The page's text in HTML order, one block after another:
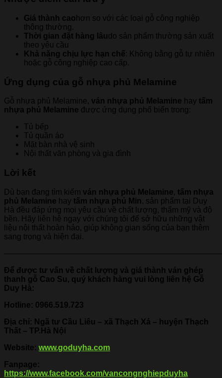
Giá thành cao hơn so với các loại gỗ công nghiệp
thông thường.
Thời gian đặt hàng lâudo sản phẩm thường sản xuất
theo yêu cầu
Khả năng chịu lực hạn chế: Không bằng gỗ tự nhiên
hoặc gỗ công nghiệp cao cấp.
Ứng dụng của gỗ nhựa phủ Melamine
Gỗ nhựa phủ Melamine, ván nhựa phủ Melamine hay tấm
nhựa phủ Melamine được ứng dụng phổ biến trong:
Tủ bếp
Tủ quần áo
Mặt bàn nhà vệ sinh
Nội thất văn phòng và gia đình
Lời kết
Dù bạn đang tìm kiếm ván nhựa phủ Melamine, tấm nhựa
phủ Melamine hay tấm nhựa phủ Min , sản phẩm tại Duy
Hà đều đáp ứng mọi yêu cầu về chất lượng, thẩm mỹ và độ
bền. Hãy liên hệ ngay với chúng tôi để sở hữu những vật
liệu nội thất hoàn hảo, giúp không gian sống của bạn thêm
sang trọng và hiện đại.
Để được tư vấn về chất lượng và giá thành ván ghép
thanh gỗ Cao Su, quý khách hàng vui lòng liên hệ Gỗ
Duy Hà:
Hotline: 0966.519.723
Địa chỉ: Ngã tư Cầu Liêu – xã Thạch Xá – huyện Thạch
Thất – TP.Hà Nội
Website: www.goduyha.com
Fanpage:
https://www.facebook.com/vancongnghiepduyha